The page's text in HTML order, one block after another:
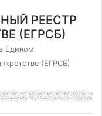
РЕЕСТР
(ЕГРСБ)
Едином
(ЕГРСБ)